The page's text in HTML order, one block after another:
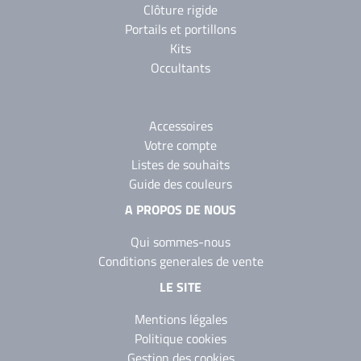
Clôture rigide
Portails et portillons
Kits
Occultants
Accessoires
Votre compte
Listes de souhaits
Guide des couleurs
A PROPOS DE NOUS
Qui sommes-nous
Conditions generales de vente
LE SITE
Mentions légales
Politique cookies